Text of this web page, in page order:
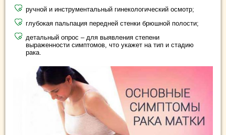
ручной и инструментальный гинекологический осмотр;
глубокая пальпация передней стенки брюшной полости;
детальный опрос – для выявления степени
выраженности симптомов, что укажет на тип и стадию
рака.